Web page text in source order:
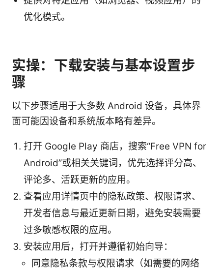
优化模式。
实操：下载安装与基本设置步
骤
以下步骤适用于大多数 Android 设备，具体界
面可能因设备和系统版本略有差异。
打开 Google Play 商店，搜索“Free VPN for
Android”或相关关键词，优先选择评分高、
评论多、活跃更新的应用。
查看应用详情页中的隐私政策、权限请求、
开发者信息与最近更新日期，避免安装需要
过多敏感权限的应用。
安装应用后，打开并遵循初始向导：
同意隐私条款与权限请求（如需要的网络